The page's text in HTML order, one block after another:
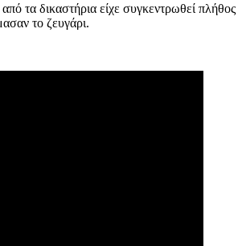
τα δικαστήρια είχε συγκεντρωθεί πλήθος
το ζευγάρι.